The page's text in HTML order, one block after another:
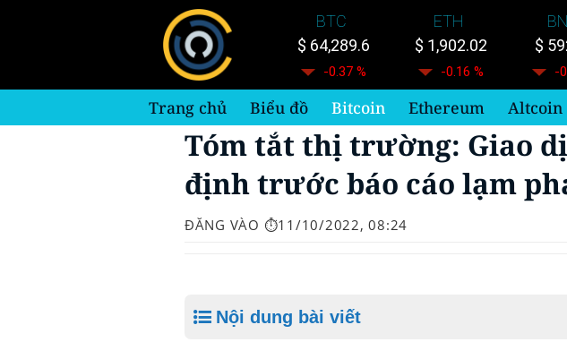
BTC
$ 64,289.6
-0.37 %
ETH
$ 1,902.02
-0.16 %
$
-
Trang chủ Biểu đồ Bitcoin Ethereum Altcoin
Tóm tắt thị trường: Giao
định trước báo cáo lạm
ĐĂNG VÀO ⏱️11/10/2022, 08:24
Nội dung bài viết